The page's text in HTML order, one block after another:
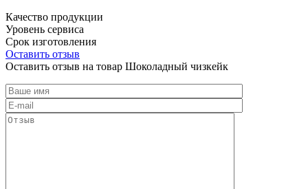
Качество продукции
Уровень сервиса
Срок изготовления
Оставить отзыв
Оставить отзыв на товар Шоколадный чизкейк